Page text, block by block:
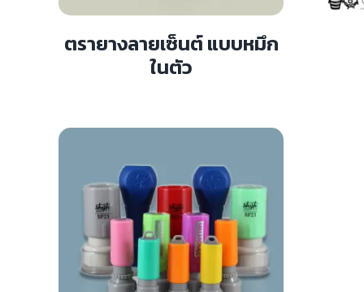
ตรายางลายเซ็นต์ แบบหมึก
ในตัว